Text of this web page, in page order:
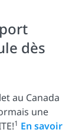
dès
au Canada
une
1 En savoir